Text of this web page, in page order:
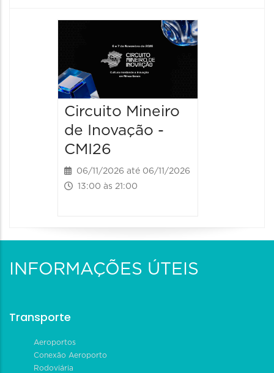
Circuito Mineiro
de Inovação -
CMI26
06/11/2026 até 06/11/2026
13:00 às 21:00
INFORMAÇÕES ÚTEIS
Transporte
Aeroportos
Conexão Aeroporto
Rodoviária